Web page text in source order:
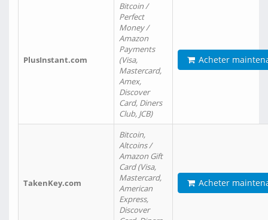
PlusInstant.com
Bitcoin /
Perfect
Money /
Amazon
Payments
(Visa,
Mastercard,
Amex,
Discover
Card, Diners
Club, JCB)
Acheter
TakenKey.com
Bitcoin,
Altcoins /
Amazon Gift
Card (Visa,
Mastercard,
American
Express,
Discover
Acheter